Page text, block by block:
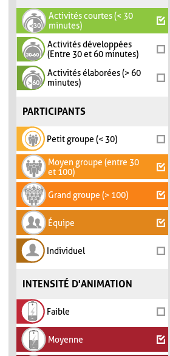
Activités courtes (< 30
minutes)
Activités développées
(Entre 30 et 60 minutes)
Activités élaborées (> 60
minutes)
PARTICIPANTS
Petit groupe (< 30)
Moyen groupe (entre 30
et 100)
Grand groupe (> 100)
Équipe
Individuel
INTENSITÉ D'ANIMATION
Faible
Moyenne